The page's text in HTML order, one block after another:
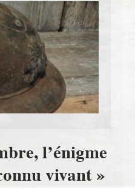
l’énigme
vivant »